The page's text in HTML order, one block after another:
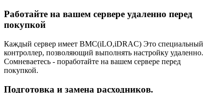
Работайте на вашем сервере удаленно перед
покупкой
Каждый сервер имеет BMC(iLO,iDRAC) Это специальный
контроллер, позволяющий выполнять настройку удаленно.
Сомневаетесь - поработайте на вашем сервере перед
покупкой.
Подготовка и замена расходников.